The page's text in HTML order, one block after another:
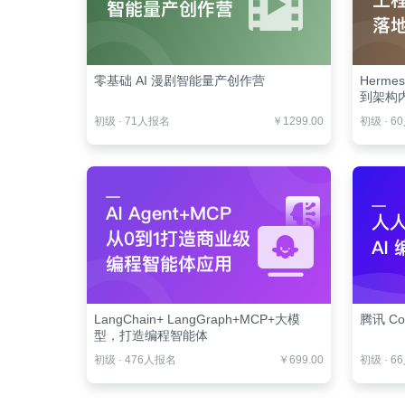
零基础 AI 漫剧智能量产创作营
初级 · 71人报名 ￥1299.00
到架构
初级 · 60
LangChain+ LangGraph+MCP+大模
型，打造编程智能体
初级 · 476人报名 ￥699.00
腾讯
初级 · 66